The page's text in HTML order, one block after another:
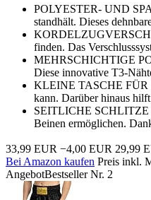
POLYESTER- UND
standhält. Dieses
finden. Das
MEHRSCHICHTIGE
Diese innovative T3-
KLEINE TASCHE FÜR
kann. Darüber hinaus
SEITLICHE SCHLITZE
Beinen ermöglichen.
33,99 EUR −4,00 EUR 29,99
Bei Amazon kaufen Preis inkl.
AngebotBestseller Nr. 2